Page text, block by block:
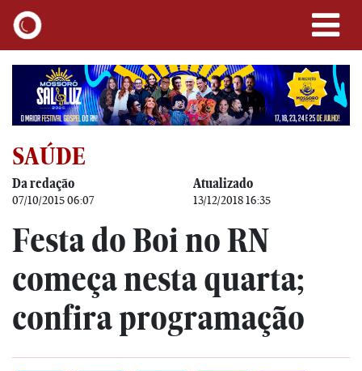
SAÚDE
Da redação
07/10/2015 06:07
Atualizado
13/12/2018 16:35
Festa do Boi no RN
começa nesta quarta;
confira programação